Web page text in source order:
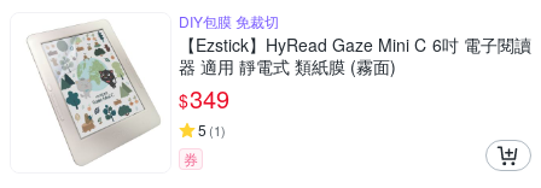
DIY包膜 免裁切
【Ezstick】HyRead Gaze Mini C 6吋 電子閱讀
器 適用 靜電式 類紙膜 (霧面)
$349
5 (1)
券